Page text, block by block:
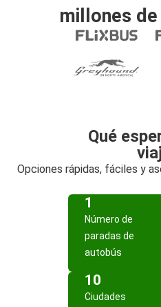
millones
Qué
Opciones rápidas, fáciles y
1
Número de
paradas de
autobús
10
Ciudades